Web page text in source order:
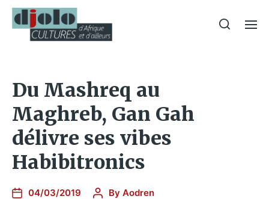
Du Mashreq au
Maghreb, Gan Gah
délivre ses vibes
Habibitronics
04/03/2019 By Aodren